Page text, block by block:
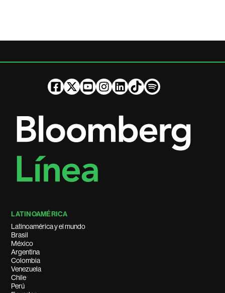
LATINOAMÉRICA
Latinoamérica y el mundo
Brasil
México
Argentina
Colombia
Venezuela
Chile
Perú